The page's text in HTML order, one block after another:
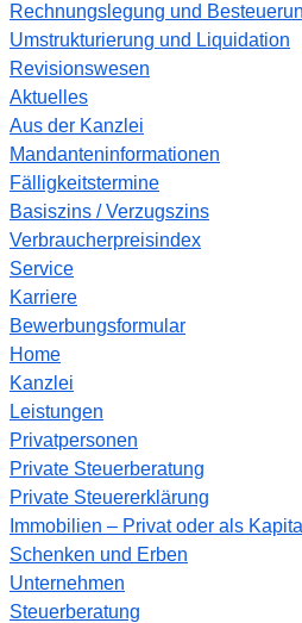
Rechnungslegung und
Umstrukturierung und Liquidation
Revisionswesen
Aktuelles
Aus der Kanzlei
Mandanteninformationen
Fälligkeitstermine
Basiszins / Verzugszins
Verbraucherpreisindex
Service
Karriere
Bewerbungsformular
Home
Kanzlei
Leistungen
Privatpersonen
Private Steuerberatung
Private Steuererklärung
Immobilien – Privat oder als
Schenken und Erben
Unternehmen
Steuerberatung